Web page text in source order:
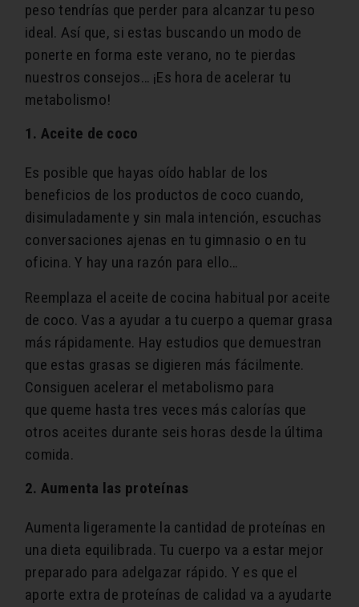
peso tendrías que perder para alcanzar tu peso
ideal. Así que, si estas buscando un modo de
ponerte en forma este verano, no te pierdas
nuestros consejos… ¡Es hora de acelerar tu
metabolismo!
1. Aceite de coco
Es posible que hayas oído hablar de los
beneficios de los productos de coco cuando,
disimuladamente y sin mala intención, escuchas
conversaciones ajenas en tu gimnasio o en tu
oficina. Y hay una razón para ello…
Reemplaza el aceite de cocina habitual por aceite
de coco. Vas a ayudar a tu cuerpo a quemar grasa
más rápidamente. Hay estudios que demuestran
que estas grasas se digieren más fácilmente.
Consiguen acelerar el metabolismo para
que queme hasta tres veces más calorías que
otros aceites durante seis horas desde la última
comida.
2. Aumenta las proteínas
Aumenta ligeramente la cantidad de proteínas en
una dieta equilibrada. Tu cuerpo va a estar mejor
preparado para adelgazar rápido. Y es que el
aporte extra de proteínas de calidad va a ayudarte